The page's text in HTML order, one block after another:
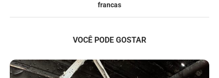
francas
VOCÊ PODE GOSTAR